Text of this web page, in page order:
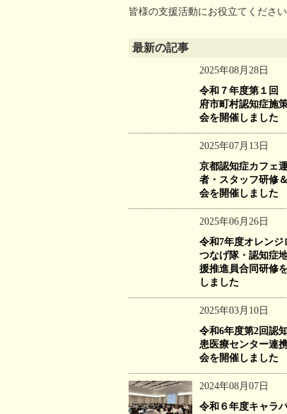
皆様の支援活動にお役立てください
最新の記事
2025年08月28日
令和７年度第１回
府市町村認知症施
会を開催しました
2025年07月13日
京都認知症カフェ
者・スタッフ研修
会を開催しました
2025年06月26日
令和7年度オレンジ
つなげ隊・認知症
援推進員合同研修
しました
2025年03月10日
令和6年度第2回認
患医療センター連
会を開催しました
2024年08月07日
令和６年度キャラ